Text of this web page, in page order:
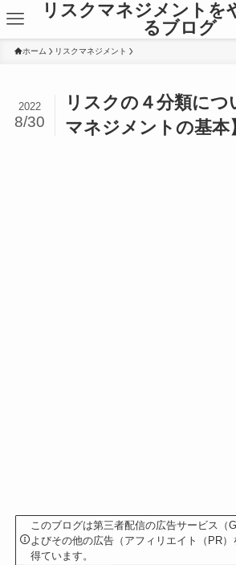
リスクマネジメントを
るブログ
ホーム リスクマネジメント
リスクの４分類につ
マネジメントの基本
2022
8/30
このブログは第三者配信の広告サービス（
よびその他の広告（アフィリエイト（PR
得ています。